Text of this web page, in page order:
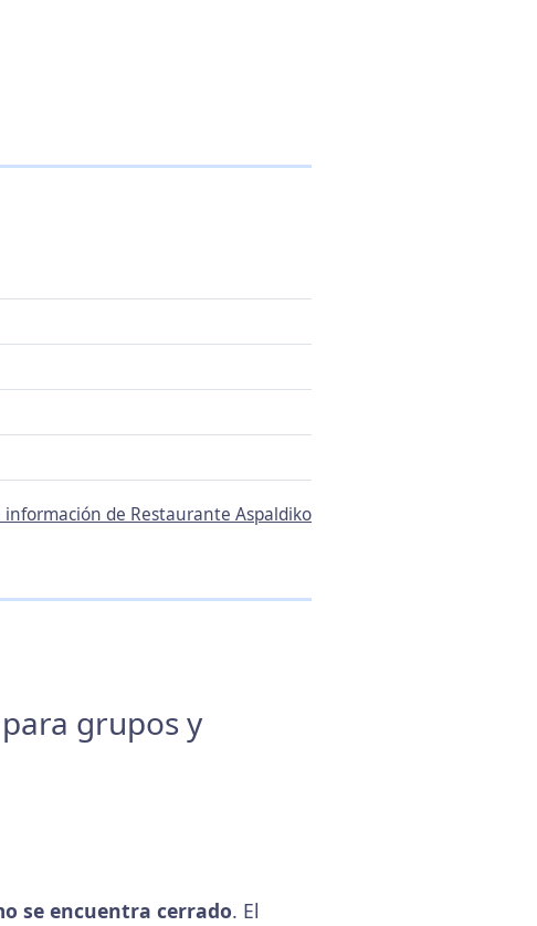
información de Restaurante Aspaldiko
grupos y
se encuentra cerrado. El